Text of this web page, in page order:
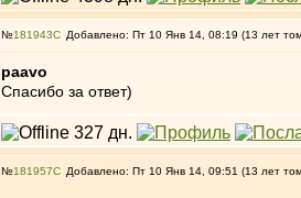
№181943 Добавлено: Пт 10 Янв 14, 08:19 (13 лет
paavo
Спасибо за ответ)
№181957 Добавлено: Пт 10 Янв 14, 09:51 (13 лет